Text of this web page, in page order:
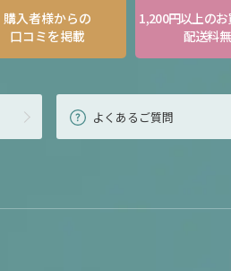
購入者様からの
口コミを掲載
1,200円以上の
配送料
よくあるご質問